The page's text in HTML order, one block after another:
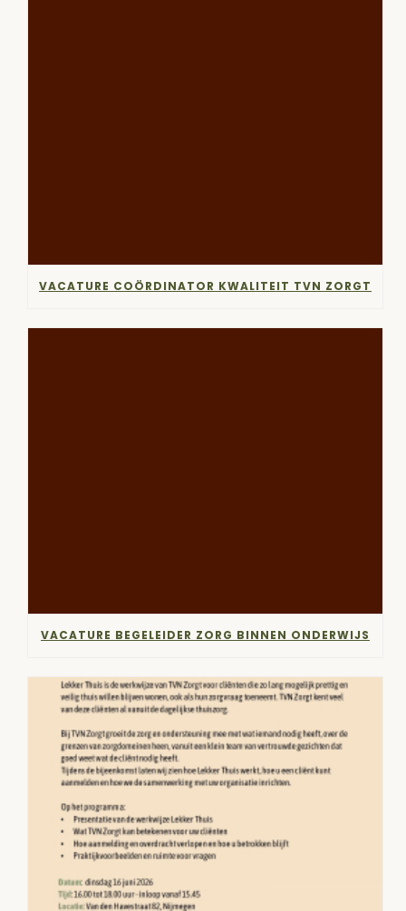
VACATURE COÖRDINATOR KWALITEIT TVN ZORGT
VACATURE BEGELEIDER ZORG BINNEN ONDERWIJS